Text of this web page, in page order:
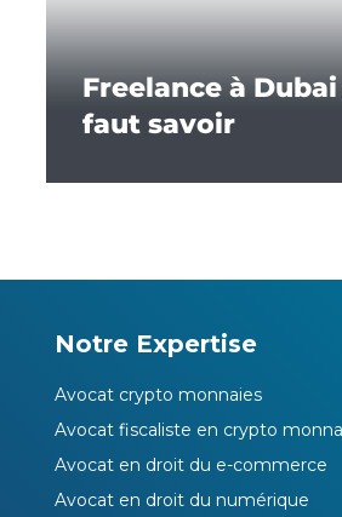
Freelance à Dubai
faut savoir
Notre Expertise
Avocat crypto monnaies
Avocat fiscaliste en crypto
Avocat en droit du e-commerce
Avocat en droit du numérique